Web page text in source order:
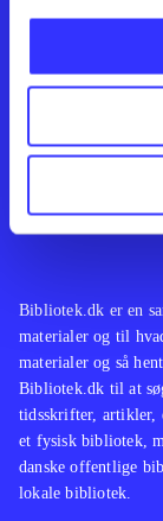
Bibliotek.dk er en
materialer og til
materialer og så
Bibliotek.dk til at
tidsskrifter, artikler,
et fysisk bibliotek,
danske offentlige
lokale bibliotek.
Kontakt os
English